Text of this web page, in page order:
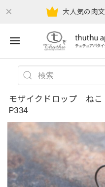
大人気の肉
モザイクドロップ ねこ
P334